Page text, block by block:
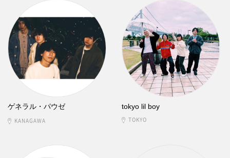
ゲネラル・パウゼ
KANAGAWA
tokyo lil boy
TOKYO